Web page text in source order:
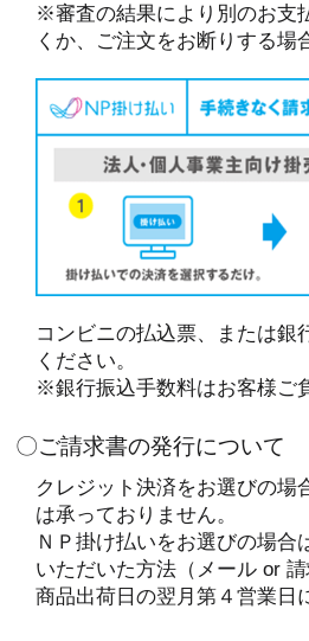
※審査の結果により別のお支
くか、ご注文をお断りする場
コンビニの払込票、または
ください。
※銀行振込手数料はお客様ご
〇ご請求書の発行について
クレジット決済をお選びの場
は承っておりません。
ＮＰ掛け払いをお選びの場合
いただいた方法（メール or
商品出荷日の翌月第４営業日